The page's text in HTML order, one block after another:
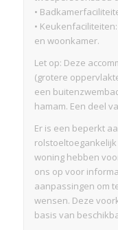
•
•
en woonkamer.
Let op: Deze
(grotere
een
hamam. Een deel
Er is een beperkt
woning hebben
ons op voor
aanpassingen om
wensen. Deze
basis van